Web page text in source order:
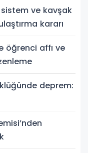
sistem ve kavşak
kararı
öğrenci affı ve
deprem: